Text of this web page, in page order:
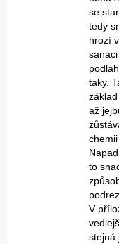
se
tedy
hrozí
taky.
až
to
V
stejná